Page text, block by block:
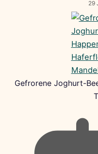
29
Gefrorene Joghurt-